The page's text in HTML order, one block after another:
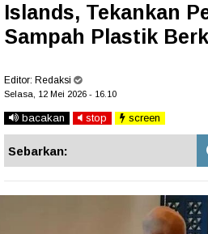
Islands, Tekankan
Sampah Plastik
Editor: Redaksi
Selasa, 12 Mei 2026 - 16.10
bacakan stop screen
Sebarkan: